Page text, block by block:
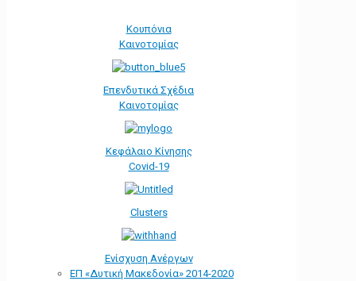
Κουπόνια
Καινοτομίας
Επενδυτικά Σχέδια
Καινοτομίας
Κεφάλαιο Κίνησης
Covid-19
Clusters
Ενίσχυση Ανέργων
ΕΠ «Δυτική Μακεδονία» 2014-2020